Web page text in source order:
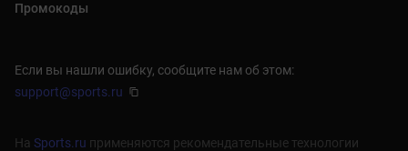
Промокоды
Если вы нашли ошибку, сообщите нам об этом:
support@sports.ru
На Sports.ru применяются рекомендательные технологии